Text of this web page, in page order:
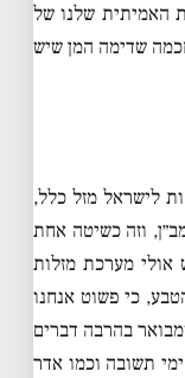
האמיתית שלנו של
שדימה המן שיש
לישראל מזל כלל,
וזה כשיטה אחת
אולי מערכת מזלות
כי פשוט אנחנו
בהרבה דברים
תשובה וכמו אדר